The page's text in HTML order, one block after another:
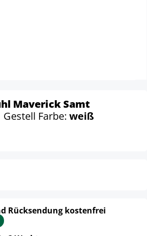
Maverick Samt
Gestell Farbe: weiß
Rücksendung kostenfrei